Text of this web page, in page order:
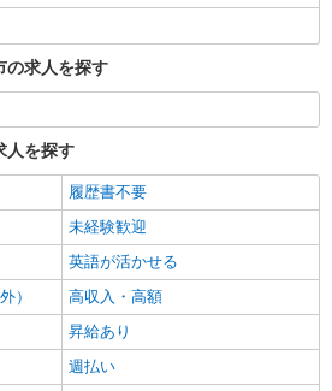
の求人を探す
人を探す
履歴書不要
未経験歓迎
英語が活かせる
）
高収入・高額
昇給あり
週払い